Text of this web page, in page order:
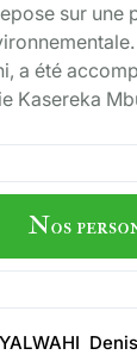
sur une
a été
Kasereka
Nos